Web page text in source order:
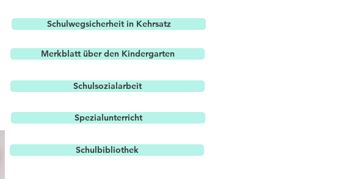
Schulwegsicherheit in Kehrsatz
Merkblatt über den Kindergarten
Schulsozialarbeit
Spezialunterricht
Schulbibliothek